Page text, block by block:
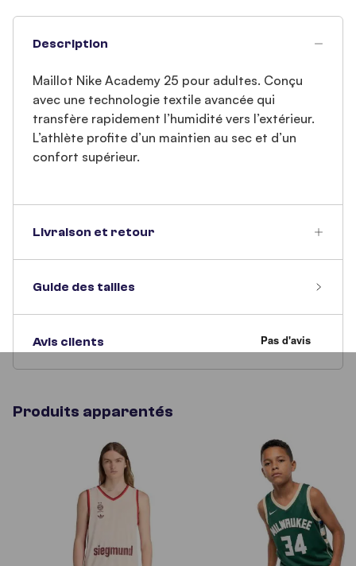
Description
Maillot Nike Academy 25 pour adultes. Conçu
avec une technologie textile avancée qui
transfère rapidement l’humidité vers l’extérieur.
L’athlète profite d’un maintien au sec et d’un
confort supérieur.
Livraison et retour
Guide des tailles
Avis clients
Produits apparentés